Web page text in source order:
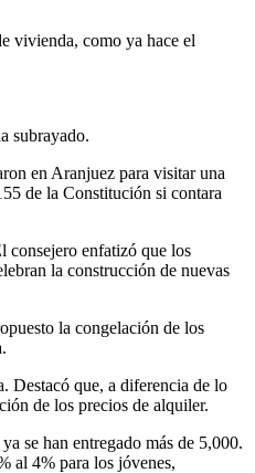
vivienda, como ya hace el
subrayado.
en Aranjuez para visitar una
de la Constitución si contara
consejero enfatizó que los
la construcción de nuevas
la congelación de los
Destacó que, a diferencia de lo
de los precios de alquiler.
se han entregado más de 5,000.
al 4% para los jóvenes,